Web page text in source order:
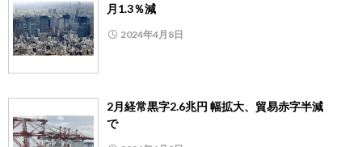
月1.3％減
2024年4月8日
2月経常黒字2.6兆円 幅拡大、貿易赤字半減
で